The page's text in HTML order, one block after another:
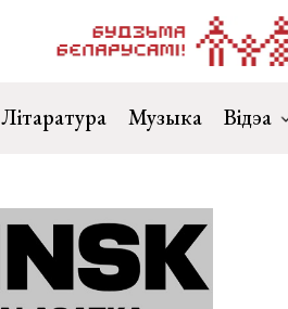
Літаратура Музыка Відэа